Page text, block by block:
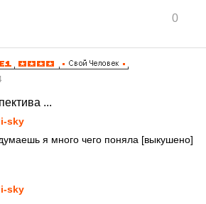
0
...
sky
я много чего поняла [выкушено]
sky